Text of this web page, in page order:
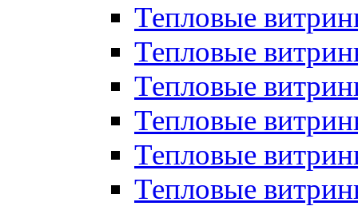
Тепловые
Тепловые
Тепловые
Тепловые
Тепловые
Тепловые